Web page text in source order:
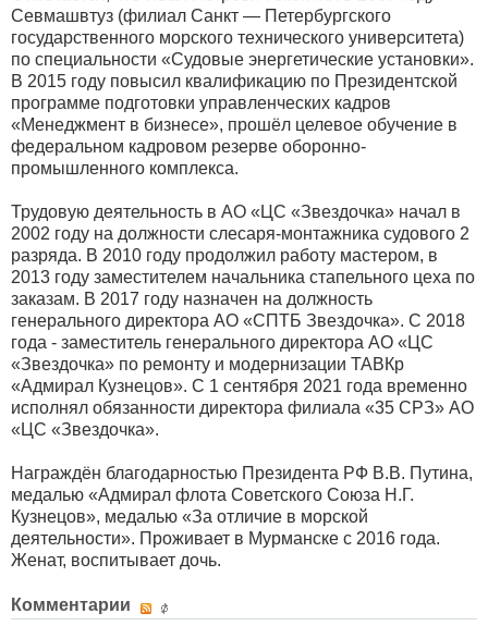
Севмашвтуз (филиал Санкт — Петербургского
государственного морского технического университета)
по специальности «Судовые энергетические установки».
В 2015 году повысил квалификацию по Президентской
программе подготовки управленческих кадров
«Менеджмент в бизнесе», прошёл целевое обучение в
федеральном кадровом резерве оборонно-
промышленного комплекса.
Трудовую деятельность в АО «ЦС «Звездочка» начал в
2002 году на должности слесаря-монтажника судового 2
разряда. В 2010 году продолжил работу мастером, в
2013 году заместителем начальника стапельного цеха по
заказам. В 2017 году назначен на должность
генерального директора АО «СПТБ Звездочка». С 2018
года - заместитель генерального директора АО «ЦС
«Звездочка» по ремонту и модернизации ТАВКр
«Адмирал Кузнецов». С 1 сентября 2021 года временно
исполнял обязанности директора филиала «35 СРЗ» АО
«ЦС «Звездочка».
Награждён благодарностью Президента РФ В.В. Путина,
медалью «Адмирал флота Советского Союза Н.Г.
Кузнецов», медалью «За отличие в морской
деятельности». Проживает в Мурманске с 2016 года.
Женат, воспитывает дочь.
Комментарии